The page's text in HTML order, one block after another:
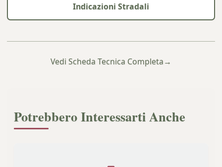
Indicazioni Stradali
Vedi Scheda Tecnica Completa→
Potrebbero Interessarti Anche